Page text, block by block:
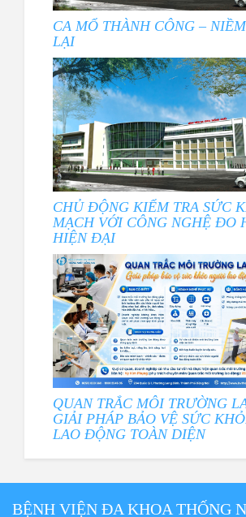
CA MỔ THÀNH CÔNG –
LẠI
CHỦ ĐỘNG KIỂM TRA SỨC
MẠCH VỚI CÔNG NGHỆ ĐO
HIỆN ĐẠI
QUAN TRẮC MÔI TRƯỜNG
GIẢI PHÁP BẢO VỆ SỨC
LAO ĐỘNG TOÀN DIỆN
BỆNH VIỆN ĐA KHOA THỐNG